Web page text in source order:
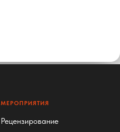
МЕРОПРИЯТИЯ
Рецензирование